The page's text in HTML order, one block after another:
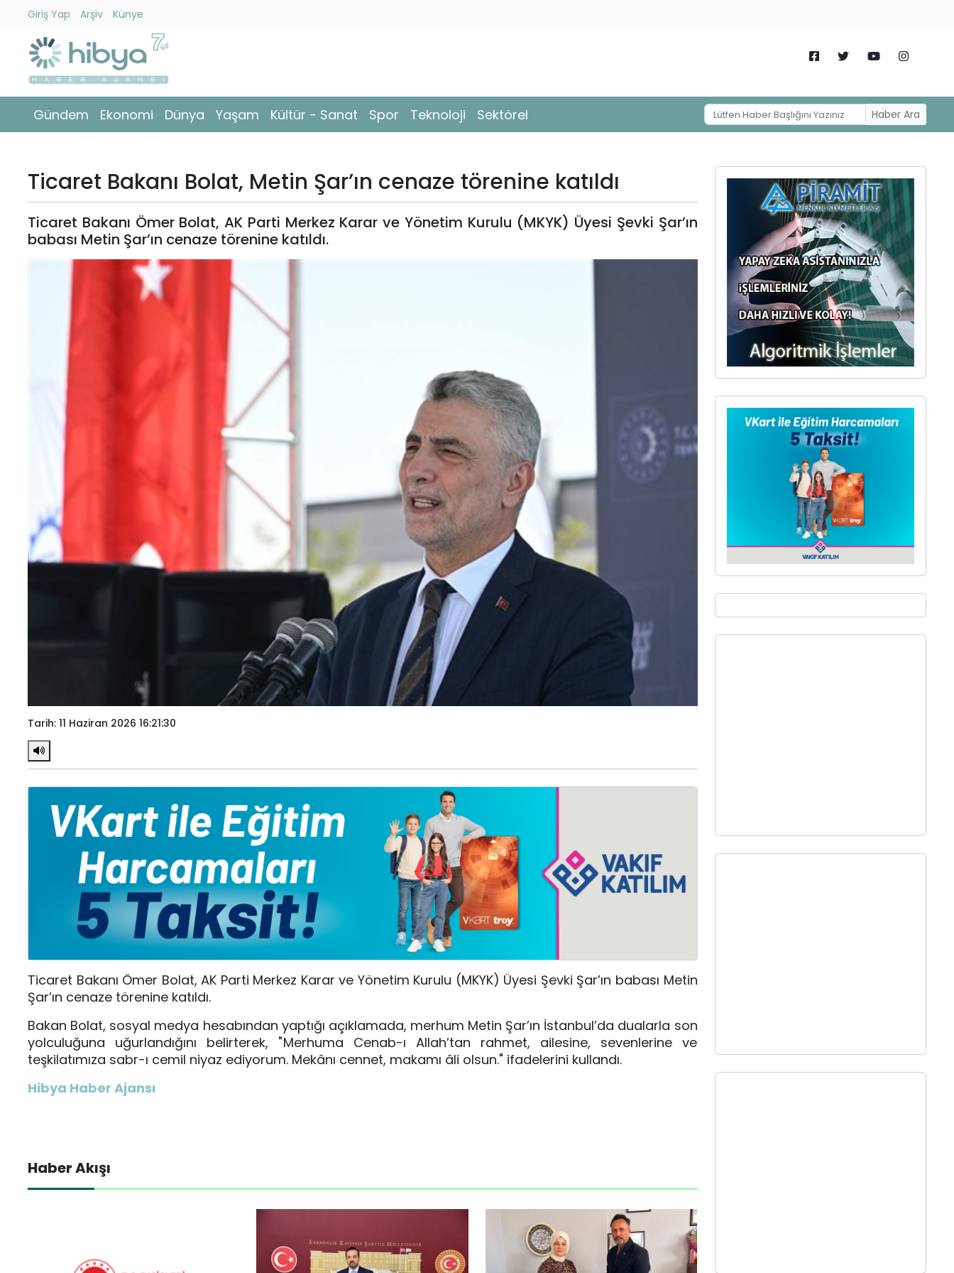
Giriş Yap Arşiv Künye
Gündem Ekonomi Dünya Yaşam Kültür - Sanat Spor Teknoloji Sektörel Haber Ara
Gündem
Ekonomi
Yaşam
Kültür
Sanat
Ticaret Bakanı Bolat, Metin Şar’ın cenaze törenine katıldı
Ticaret Bakanı Ömer Bolat, AK Parti Merkez Karar ve Yönetim Kurulu (MKYK) Üyesi Şevki Şar’ın
babası Metin Şar’ın cenaze törenine katıldı.
Tarih: 11 Haziran 2026 16:21:30
Ticaret Bakanı Ömer Bolat, AK Parti Merkez Karar ve Yönetim Kurulu (MKYK) Üyesi Şevki Şar’ın babası Metin
Şar’ın cenaze törenine katıldı.
Bakan Bolat, sosyal medya hesabından yaptığı açıklamada, merhum Metin Şar’ın İstanbul’da dualarla son
yolculuğuna uğurlandığını belirterek, "Merhuma Cenab-ı Allah’tan rahmet, ailesine, sevenlerine ve
teşkilatımıza sabr-ı cemil niyaz ediyorum. Mekânı cennet, makamı âli olsun." ifadelerini kullandı.
Hibya Haber Ajansı
Haber Akışı